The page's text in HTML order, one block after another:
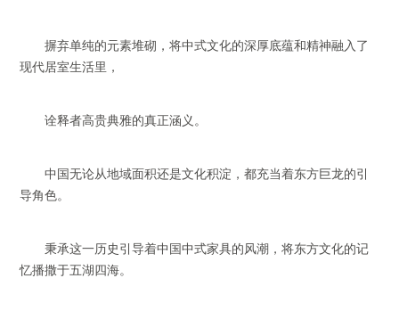
摒弃单纯的元素堆砌，将中式文化的深厚底蕴和精神融入了
现代居室生活里，
诠释者高贵典雅的真正涵义。
中国无论从地域面积还是文化积淀，都充当着东方巨龙的引
导角色。
秉承这一历史引导着中国中式家具的风潮，将东方文化的记
忆播撒于五湖四海。